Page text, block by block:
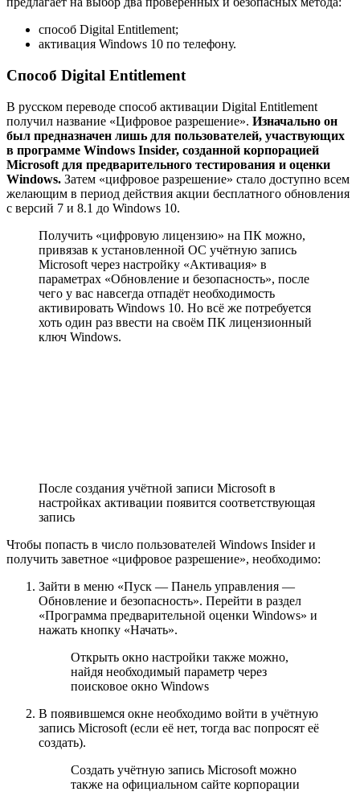
способ Digital Entitlement;
активация Windows 10 по телефону.
Способ Digital Entitlement
В русском переводе способ активации Digital Entitlement
получил название «Цифровое разрешение». Изначально он
был предназначен лишь для пользователей, участвующих
в программе Windows Insider, созданной корпорацией
Microsoft для предварительного тестирования и оценки
Windows. Затем «цифровое разрешение» стало доступно всем
желающим в период действия акции бесплатного обновления
с версий 7 и 8.1 до Windows 10.
Получить «цифровую лицензию» на ПК можно,
привязав к установленной ОС учётную запись
Microsoft через настройку «Активация» в
параметрах «Обновление и безопасность», после
чего у вас навсегда отпадёт необходимость
активировать Windows 10. Но всё же потребуется
хоть один раз ввести на своём ПК лицензионный
ключ Windows.
После создания учётной записи Microsoft в
настройках активации появится соответствующая
запись
Чтобы попасть в число пользователей Windows Insider и
получить заветное «цифровое разрешение», необходимо:
Зайти в меню «Пуск — Панель управления —
Обновление и безопасность». Перейти в раздел
«Программа предварительной оценки Windows» и
нажать кнопку «Начать».
Открыть окно настройки также можно,
найдя необходимый параметр через
поисковое окно Windows
В появившемся окне необходимо войти в учётную
запись Microsoft (если её нет, тогда вас попросят её
создать).
Создать учётную запись Microsoft можно
также на официальном сайте корпорации